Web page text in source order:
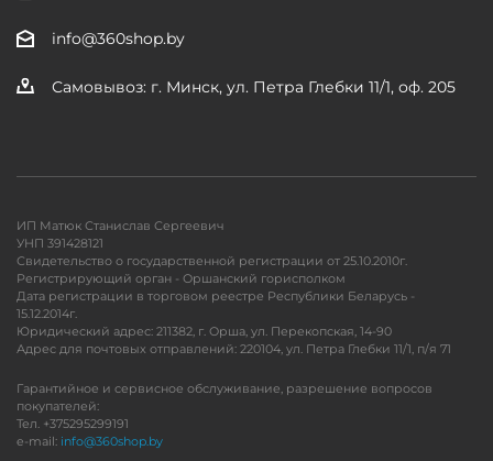
info@360shop.by
Самовывоз: г. Минск, ул. Петра Глебки 11/1, оф. 205
ИП Матюк Станислав Сергеевич
УНП 391428121
Свидетельство о государственной регистрации от 25.10.2010г.
Регистрирующий орган - Оршанский горисполком
Дата регистрации в торговом реестре Республики Беларусь -
15.12.2014г.
Юридический адрес: 211382, г. Орша, ул. Перекопская, 14-90
Адрес для почтовых отправлений: 220104, ул. Петра Глебки 11/1, п/я 71
Гарантийное и сервисное обслуживание, разрешение вопросов
покупателей:
Тел. +375295299191
e-mail: info@360shop.by